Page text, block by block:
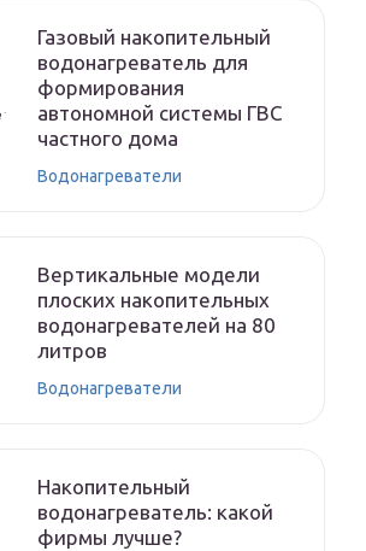
Газовый накопительный
водонагреватель для
формирования
автономной системы ГВС
частного дома
Водонагреватели
Вертикальные модели
плоских накопительных
водонагревателей на 80
литров
Водонагреватели
Накопительный
водонагреватель: какой
фирмы лучше?